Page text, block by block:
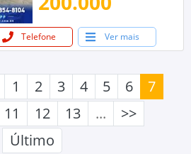
Telefone Ver mais
1 2 3 4 5 6
7
11 12 13 ...
>>
Último